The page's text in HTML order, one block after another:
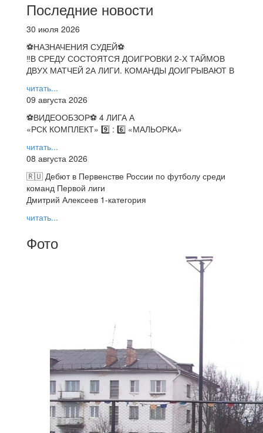
Последние новости
30 июля 2026
⚽НАЗНАЧЕНИЯ СУДЕЙ⚽
‼В СРЕДУ СОСТОЯТСЯ ДОИГРОВКИ 2-Х ТАЙМОВ
ДВУХ МАТЧЕЙ 2А ЛИГИ. КОМАНДЫ ДОИГРЫВАЮТ В
читать...
09 августа 2026
⚽️ВИДЕООБЗОР⚽️ 4 ЛИГА А
«РСК КОМПЛЕКТ» 9️⃣ : 6️⃣ «МАЛЬОРКА»
читать...
08 августа 2026
🇷🇺 Дебют в Первенстве России по футболу среди
команд Первой лиги
Дмитрий Алексеев 1-категория
читать...
Фото